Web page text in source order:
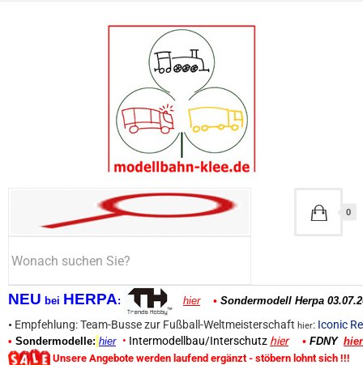
NEU bei HERPA: hier • Sondermodell Herpa
• Empfehlung: Team-Busse zur Fußball-Weltmeisterschaft hier: Iconic
• Sondermodelle: hier • Intermodellbau/Interschutz hier • FDNY hier
Unsere Angebote werden laufend ergänzt - stöbern lohnt sich !!!
0